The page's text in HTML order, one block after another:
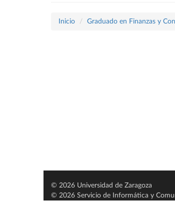
Inicio Graduado en Finanzas y
© 2026 Universidad de Zaragoza
© 2026 Servicio de Informática y